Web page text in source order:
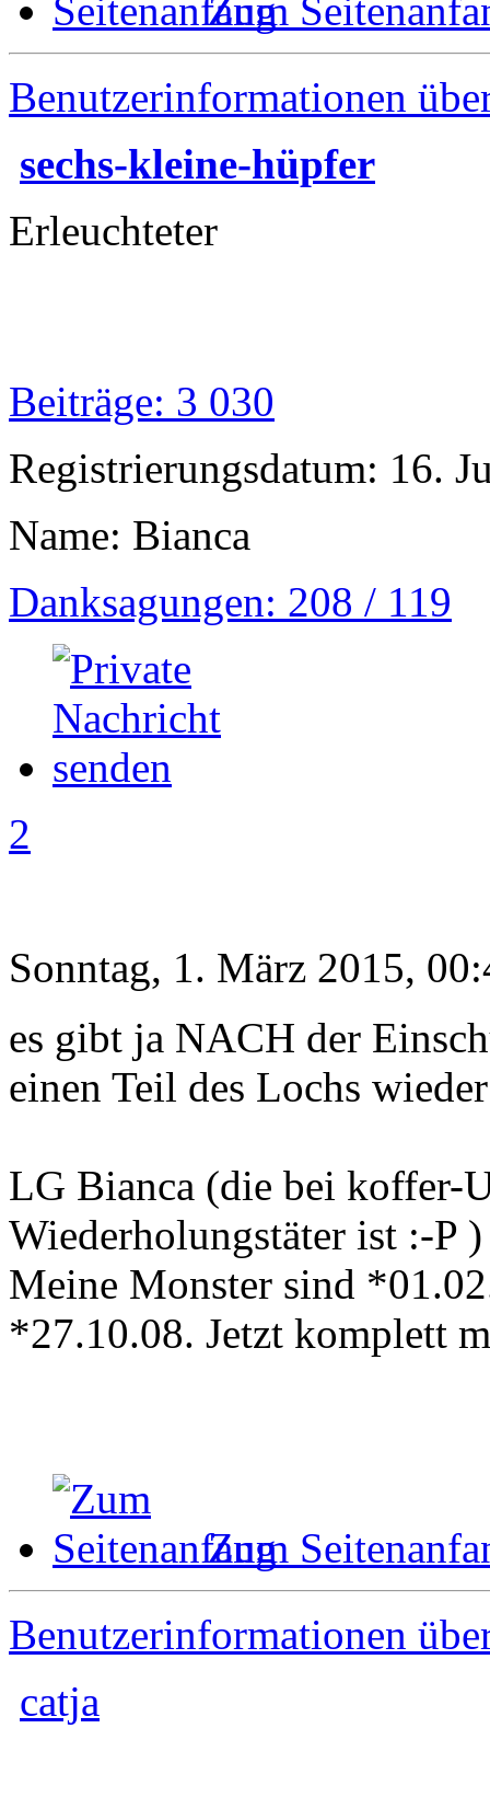
Zum
Benutzerinformationen
sechs-kleine-hüpfer
Erleuchteter
Beiträge: 3 030
Registrierungsdatum: 16.
Name: Bianca
Danksagungen: 208 / 119
2
Sonntag, 1. März 2015,
es gibt ja NACH der
einen Teil des Lochs
LG Bianca (die bei koffer-
Wiederholungstäter ist :-P )
Meine Monster sind
*27.10.08. Jetzt komplett
Zum
Benutzerinformationen
catja